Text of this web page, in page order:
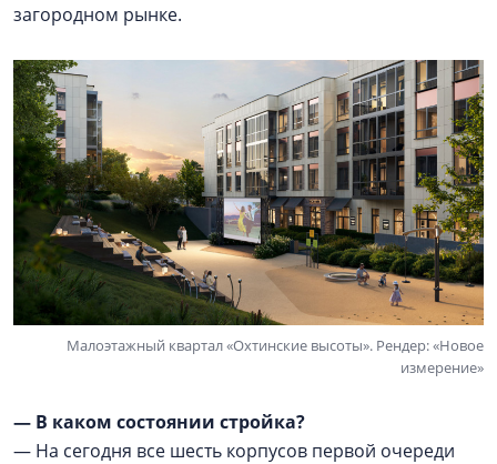
загородном рынке.
Малоэтажный квартал «Охтинские высоты». Рендер: «Новое
измерение»
— В каком состоянии стройка?
— На сегодня все шесть корпусов первой очереди